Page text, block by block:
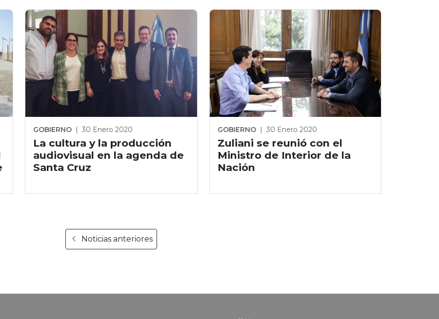
GOBIERNO | 30 Enero 2020
La cultura y la producción
audiovisual en la agenda de
Santa Cruz
GOBIERNO | 30 Enero 2020
Zuliani se reunió con el
Ministro de Interior de la
Nación
Noticias anteriores